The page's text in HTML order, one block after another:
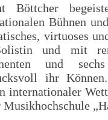
Böttcher
Bühnen
virtuoses
und mit
und
ihr
internationaler
Musikhochschule